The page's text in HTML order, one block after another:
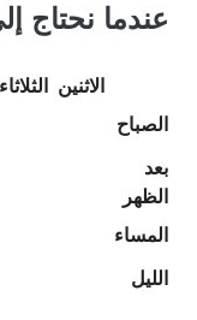
عندما نحتاج
الاثنين الثلاثاء
الصباح
بعد
الظهر
المساء
الليل